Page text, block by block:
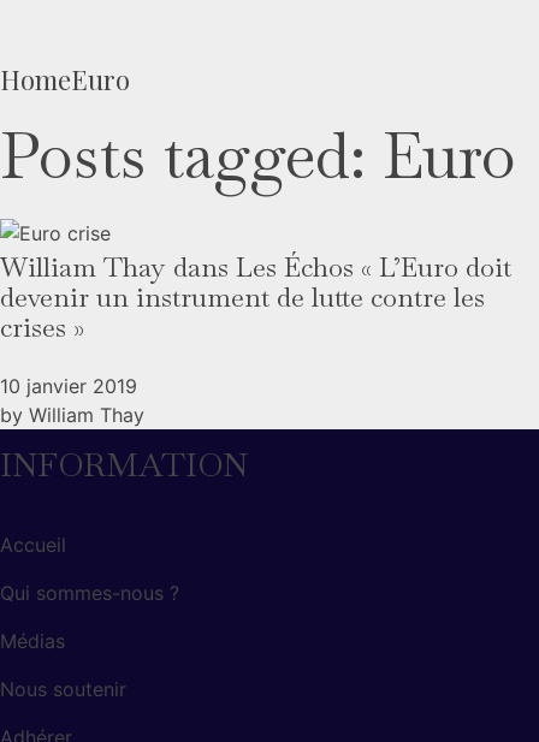
HomeEuro
Posts tagged: Euro
William Thay dans Les Échos « L’Euro doit
devenir un instrument de lutte contre les
crises »
10 janvier 2019
by William Thay
INFORMATION
Accueil
Qui sommes-nous ?
Médias
Nous soutenir
Adhérer